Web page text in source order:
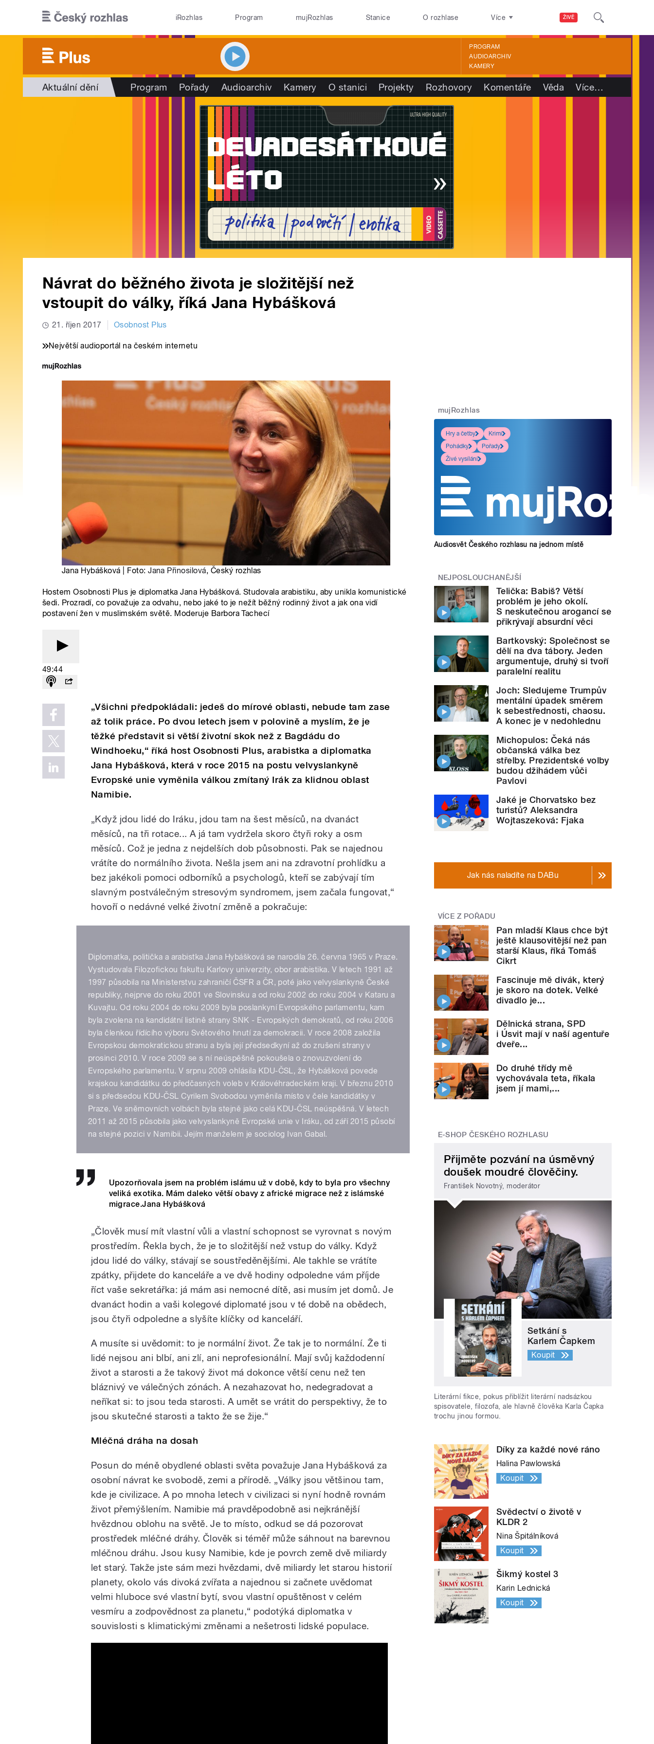
ŽIVĚ
iRozhlas Program mujRozhlas Stanice O rozhlase Více
PROGRAM
AUDIOARCHIV
KAMERY
Aktuální dění Program Pořady Audioarchiv Kamery O stanici Projekty Rozhovory Komentáře Věda Více…
Návrat do běžného života je složitější než
vstoupit do války, říká Jana Hybášková
21. říjen 2017 Osobnost Plus
Největší audioportál na českém internetu
Jana Hybášková | Foto:Jana Přinosilová, Český rozhlas
Hostem Osobnosti Plus je diplomatka Jana Hybášková. Studovala arabistiku, aby unikla komunistické
šedi. Prozradí, co považuje za odvahu, nebo jaké to je nežít běžný rodinný život a jak ona vidí
postavení žen v muslimském světě. Moderuje Barbora Tachecí
49:44
„Všichni předpokládali: jedeš do mírové oblasti, nebude tam zase
až tolik práce. Po dvou letech jsem v polovině a myslím, že je
těžké představit si větší životní skok než z Bagdádu do
Windhoeku,“ říká host Osobnosti Plus, arabistka a diplomatka
Jana Hybášková, která v roce 2015 na postu velvyslankyně
Evropské unie vyměnila válkou zmítaný Irák za klidnou oblast
Namibie.
„Když jdou lidé do Iráku, jdou tam na šest měsíců, na dvanáct
měsíců, na tři rotace... A já tam vydržela skoro čtyři roky a osm
měsíců. Což je jedna z nejdelších dob působnosti. Pak se najednou
vrátíte do normálního života. Nešla jsem ani na zdravotní prohlídku a
bez jakékoli pomoci odborníků a psychologů, kteří se zabývají tím
slavným postválečným stresovým syndromem, jsem začala fungovat,“
hovoří o nedávné velké životní změně a pokračuje:
Diplomatka, politička a arabistka Jana Hybášková se narodila 26. června 1965 v Praze.
Vystudovala Filozofickou fakultu Karlovy univerzity, obor arabistika. V letech 1991 až
1997 působila na Ministerstvu zahraničí ČSFR a ČR, poté jako velvyslankyně České
republiky, nejprve do roku 2001 ve Slovinsku a od roku 2002 do roku 2004 v Kataru a
Kuvajtu. Od roku 2004 do roku 2009 byla poslankyní Evropského parlamentu, kam
byla zvolena na kandidátní listině strany SNK - Evropských demokratů, od roku 2006
byla členkou řídícího výboru Světového hnutí za demokracii. V roce 2008 založila
Evropskou demokratickou stranu a byla její předsedkyní až do zrušení strany v
prosinci 2010. V roce 2009 se s ní neúspěšně pokoušela o znovuzvolení do
Evropského parlamentu. V srpnu 2009 ohlásila KDU-ČSL, že Hybášková povede
krajskou kandidátku do předčasných voleb v Královéhradeckém kraji. V březnu 2010
si s předsedou KDU-ČSL Cyrilem Svobodou vyměnila místo v čele kandidátky v
Praze. Ve sněmovních volbách byla stejně jako celá KDU-ČSL neúspěšná. V letech
2011 až 2015 působila jako velvyslankyně Evropské unie v Iráku, od září 2015 působí
na stejné pozici v Namibii. Jejím manželem je sociolog Ivan Gabal.
Upozorňovala jsem na problém islámu už v době, kdy to byla pro všechny
veliká exotika. Mám daleko větší obavy z africké migrace než z islámské
migrace.Jana Hybášková
„Člověk musí mít vlastní vůli a vlastní schopnost se vyrovnat s novým
prostředím. Řekla bych, že je to složitější než vstup do války. Když
jdou lidé do války, stávají se soustředěnějšími. Ale takhle se vrátíte
zpátky, přijdete do kanceláře a ve dvě hodiny odpoledne vám příjde
říct vaše sekretářka: já mám asi nemocné dítě, asi musím jet domů. Je
dvanáct hodin a vaši kolegové diplomaté jsou v té době na obědech,
jsou čtyři odpoledne a slyšíte klíčky od kanceláří.
A musíte si uvědomit: to je normální život. Že tak je to normální. Že ti
lidé nejsou ani blbí, ani zlí, ani neprofesionální. Mají svůj každodenní
život a starosti a že takový život má dokonce větší cenu než ten
bláznivý ve válečných zónách. A nezahazovat ho, nedegradovat a
neříkat si: to jsou teda starosti. A umět se vrátit do perspektivy, že to
jsou skutečné starosti a takto že se žije.“
Mléčná dráha na dosah
Posun do méně obydlené oblasti světa považuje Jana Hybášková za
osobní návrat ke svobodě, zemi a přírodě. „Války jsou většinou tam,
kde je civilizace. A po mnoha letech v civilizaci si nyní hodně rovnám
život přemýšlením. Namibie má pravděpodobně asi nejkránější
hvězdnou oblohu na světě. Je to místo, odkud se dá pozorovat
prostředek mléčné dráhy. Člověk si téměř může sáhnout na barevnou
mléčnou dráhu. Jsou kusy Namibie, kde je povrch země dvě miliardy
let starý. Takže jste sám mezi hvězdami, dvě miliardy let starou historií
planety, okolo vás divoká zvířata a najednou si začnete uvědomat
velmi hluboce své vlastní bytí, svou vlastní opuštěnost v celém
vesmíru a zodpovědnost za planetu,“ podotýká diplomatka v
souvislosti s klimatickými změnami a nešetrosti lidské populace.
mujRozhlas
Hry a četby
Krimi
Pohádky
Pořady
Živé vysílání
Audiosvět Českého rozhlasu na jednom místě
NEJPOSLOUCHANĚJŠÍ
Telička: Babiš? Větší
problém je jeho okolí.
S neskutečnou arogancí se
přikrývají absurdní věci
Bartkovský: Společnost se
dělí na dva tábory. Jeden
argumentuje, druhý si tvoří
paralelní realitu
Joch: Sledujeme Trumpův
mentální úpadek směrem
k sebestřednosti, chaosu.
A konec je v nedohlednu
Michopulos: Čeká nás
občanská válka bez
střelby. Prezidentské volby
budou džihádem vůči
Pavlovi
Jaké je Chorvatsko bez
turistů? Aleksandra
Wojtaszeková: Fjaka
Jak nás naladíte na DABu
VÍCE Z POŘADU
Pan mladší Klaus chce být
ještě klausovitější než pan
starší Klaus, říká Tomáš
Cikrt
Fascinuje mě divák, který
je skoro na dotek. Velké
divadlo je...
Dělnická strana, SPD
i Úsvit mají v naší agentuře
dveře...
Do druhé třídy mě
vychovávala teta, říkala
jsem jí mami,...
E-SHOP ČESKÉHO ROZHLASU
Přijměte pozvání na úsměvný
doušek moudré člověčiny.
František Novotný, moderátor
Setkání s
Karlem Čapkem
Koupit
Literární fikce, pokus přiblížit literární nadsázkou
spisovatele, filozofa, ale hlavně člověka Karla Čapka
trochu jinou formou.
Díky za každé nové ráno
Halina Pawlowská
Koupit
Svědectví o životě v
KLDR 2
Nina Špitálníková
Koupit
Šikmý kostel 3
Karin Lednická
Koupit